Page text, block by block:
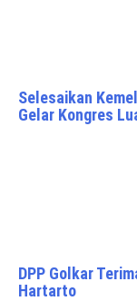
Selesaikan
Gelar Kongres
DPP Golkar
Hartarto